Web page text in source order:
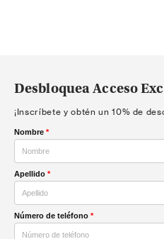
Desbloquea Acceso
¡Inscríbete y obtén un 10% de
Nombre *
Apellido *
Número de teléfono *